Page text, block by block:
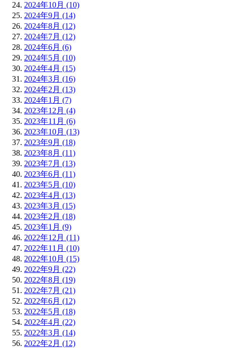
2024年10月 (10)
2024年9月 (14)
2024年8月 (12)
2024年7月 (12)
2024年6月 (6)
2024年5月 (10)
2024年4月 (15)
2024年3月 (16)
2024年2月 (13)
2024年1月 (7)
2023年12月 (4)
2023年11月 (6)
2023年10月 (13)
2023年9月 (18)
2023年8月 (11)
2023年7月 (13)
2023年6月 (11)
2023年5月 (10)
2023年4月 (13)
2023年3月 (15)
2023年2月 (18)
2023年1月 (9)
2022年12月 (11)
2022年11月 (10)
2022年10月 (15)
2022年9月 (22)
2022年8月 (19)
2022年7月 (21)
2022年6月 (12)
2022年5月 (18)
2022年4月 (22)
2022年3月 (14)
2022年2月 (12)